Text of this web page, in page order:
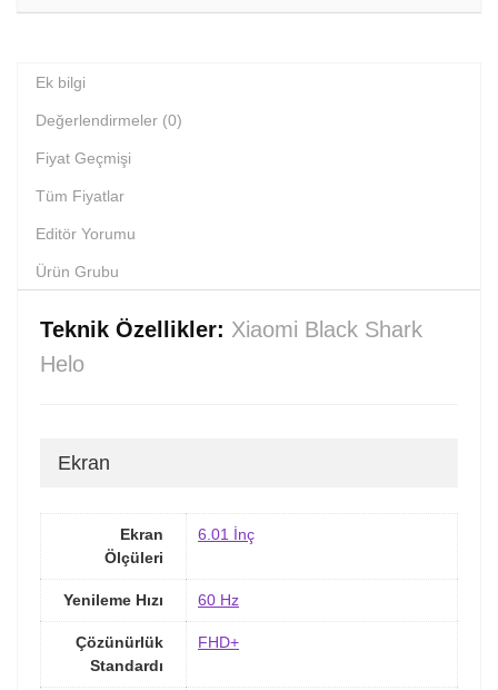
Ek bilgi
Değerlendirmeler (0)
Fiyat Geçmişi
Tüm Fiyatlar
Editör Yorumu
Ürün Grubu
Teknik Özellikler: Xiaomi Black Shark
Helo
Ekran
Ekran
Ölçüleri
6.01 İnç
Yenileme Hızı 60 Hz
Çözünürlük
Standardı
FHD+